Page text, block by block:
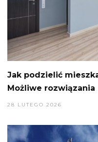
Jak podzielić
Możliwe rozwiązania
28 LUTEGO 2026